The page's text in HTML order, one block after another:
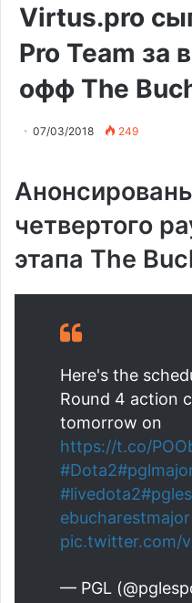
Virtus.pro
Pro Team за
офф The
07/03/2018 249
четвертого
этапа The
Here's the
Round 4 action
tomorrow on
https://t.co/
#Dota2
#livedota2
ebucharestmajor
pic.twitter.com/
— PGL